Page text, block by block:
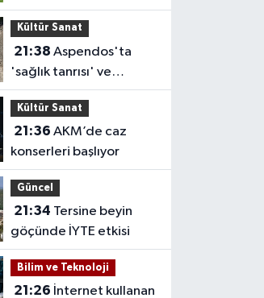
maçında FOMGET'i 3-1
mağlup etti
Kültür Sanat
21:38
'sağlık tanrısı' ve
oğlunun heykeli bulundu
Kültür Sanat
21:36
konserleri başlıyor
Güncel
21:34
göçünde İYTE etkisi
Bilim ve Teknoloji
21:26